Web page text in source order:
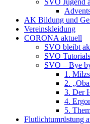
SVO Jugend
AK Bildung und
Vereinskleidung
CORONA aktuell
SVO bleibt
SVO
SVO – Bye
1.
2.
3. Der
4.
5.
Flutlichtumrüstung